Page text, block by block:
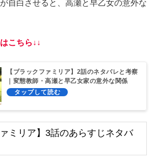
自白させると、高瀬と早乙女の意外な
こちら↓↓
【ブラックファミリア】2話のネタバレと考察
｜変態教師・高瀬と早乙女家の意外な関係
ァミリア】3話のあらすじネタバ